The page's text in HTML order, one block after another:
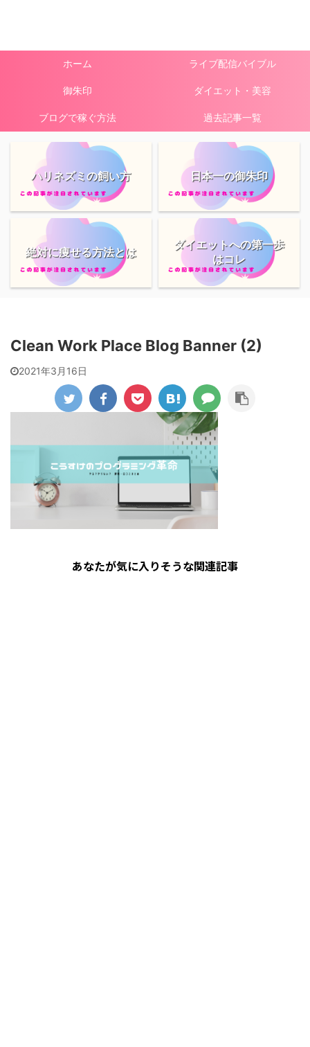
ホーム ライブ配信バイブル
御朱印 ダイエット・美容
ブログで稼ぐ方法 過去記事一覧
ハリネズミの飼い方 日本一の御朱印
絶対に痩せる方法とは
ダイエットへの第一歩
はコレ
Clean Work Place Blog Banner (2)
2021年3月16日
あなたが気に入りそうな関連記事